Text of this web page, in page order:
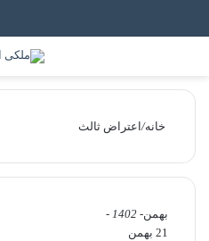
خانه/اعتراض ثالث
بهمن- 1402 -
21 بهمن